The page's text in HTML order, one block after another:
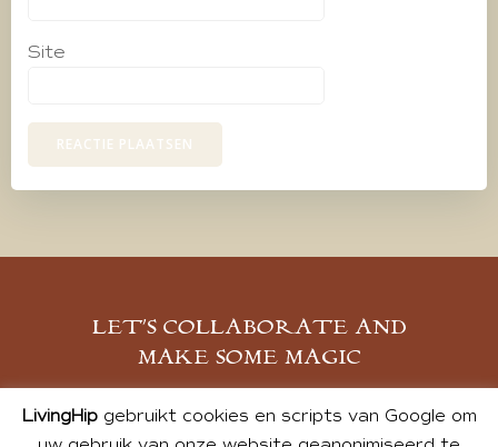
Site
LET’S COLLABORATE AND
MAKE SOME MAGIC
MELD JE AAN
LivingHipgebruikt cookies en scripts van Google om